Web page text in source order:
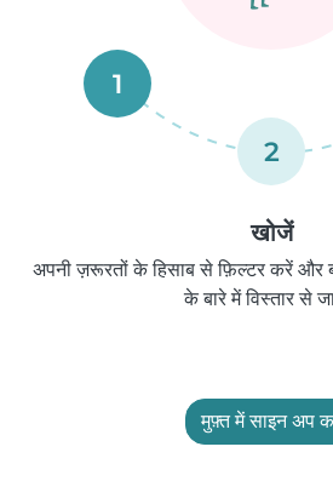
1
2
खोजें
अपनी ज़रूरतों के हिसाब से फ़िल्टर करें और
के बारे में विस्तार से
मुफ़्त में साइन अप